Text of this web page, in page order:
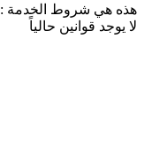
هذه هي شروط الخدمة :
لا يوجد قوانين حالياً